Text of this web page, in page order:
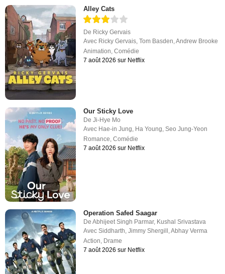
Alley Cats
De Ricky Gervais
Avec Ricky Gervais,Tom Basden,Andrew Brooke
Animation,Comédie
7 août 2026 sur Netflix
Our Sticky Love
DeJi-Hye Mo
Avec Hae-in Jung Ha Young ,Seo Jung-Yeon
Romance ,Comédie
7 août 2026 sur Netflix
Operation Safed Saagar
DeAbhijeet Singh Parmar, Kushal Srivastava
AvecSiddharth,Jimmy Shergill ,Abhay Verma
Action, Drame
7 août 2026 sur Netflix